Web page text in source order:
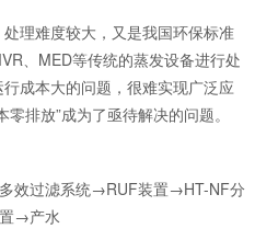
理难度较大，又是我国环保标准
、MED等传统的蒸发设备进行处
成本大的问题，很难实现广泛应
排放”成为了亟待解决的问题。
过滤系统→RUF装置→HT-NF分
→产水